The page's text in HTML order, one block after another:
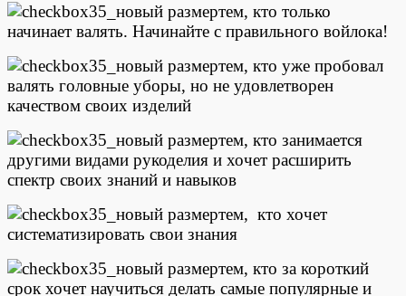
тем, кто только
начинает валять. Начинайте с правильного войлока!
тем, кто уже пробовал
валять головные уборы, но не удовлетворен
качеством своих изделий
тем, кто занимается
другими видами рукоделия и хочет расширить
спектр своих знаний и навыков
тем, кто хочет
систематизировать свои знания
тем, кто за короткий
срок хочет научиться делать самые популярные и